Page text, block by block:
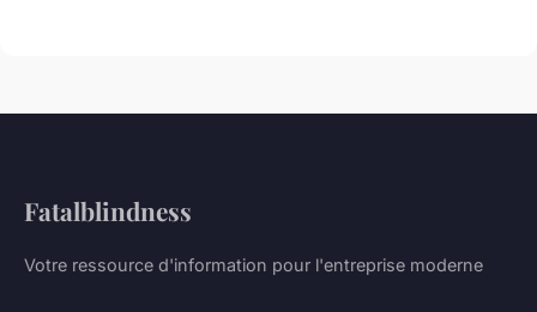
Fatalblindness
Votre ressource d'information pour l'entreprise moderne